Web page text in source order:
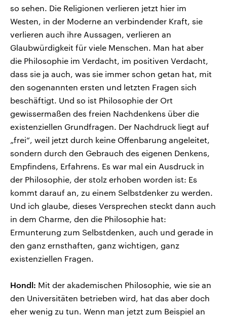
so sehen. Die Religionen verlieren jetzt hier im
Westen, in der Moderne an verbindender Kraft, sie
verlieren auch ihre Aussagen, verlieren an
Glaubwürdigkeit für viele Menschen. Man hat aber
die Philosophie im Verdacht, im positiven Verdacht,
dass sie ja auch, was sie immer schon getan hat, mit
den sogenannten ersten und letzten Fragen sich
beschäftigt. Und so ist Philosophie der Ort
gewissermaßen des freien Nachdenkens über die
existenziellen Grundfragen. Der Nachdruck liegt auf
„frei“, weil jetzt durch keine Offenbarung angeleitet,
sondern durch den Gebrauch des eigenen Denkens,
Empfindens, Erfahrens. Es war mal ein Ausdruck in
der Philosophie, der stolz erhoben worden ist: Es
kommt darauf an, zu einem Selbstdenker zu werden.
Und ich glaube, dieses Versprechen steckt dann auch
in dem Charme, den die Philosophie hat:
Ermunterung zum Selbstdenken, auch und gerade in
den ganz ernsthaften, ganz wichtigen, ganz
existenziellen Fragen.
Hondl: Mit der akademischen Philosophie, wie sie an
den Universitäten betrieben wird, hat das aber doch
eher wenig zu tun. Wenn man jetzt zum Beispiel an